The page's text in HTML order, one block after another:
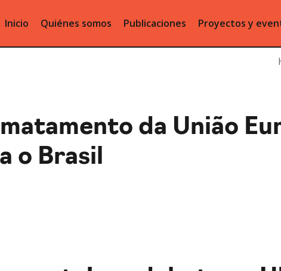
Inicio Quiénes somos Publicaciones Proyectos y
da União
o Brasil